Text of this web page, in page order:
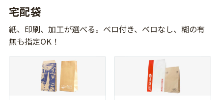
宅配袋
紙、印刷、加工が選べる。ベロ付き、ベロなし、糊の有
無も指定OK！